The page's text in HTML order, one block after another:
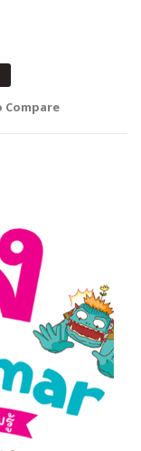
Compare